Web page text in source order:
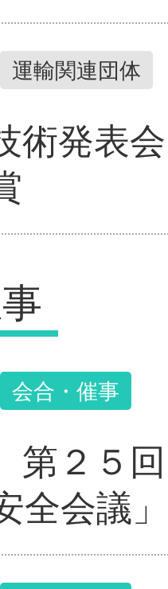
運輸関連団体
術発表
会合・催事
２５
全会議